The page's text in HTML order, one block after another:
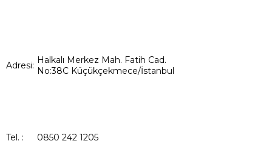
Adresi: Halkalı Merkez Mah. Fatih Cad.
No:38C Küçükçekmece/İstanbul
Tel. : 0850 242 1205